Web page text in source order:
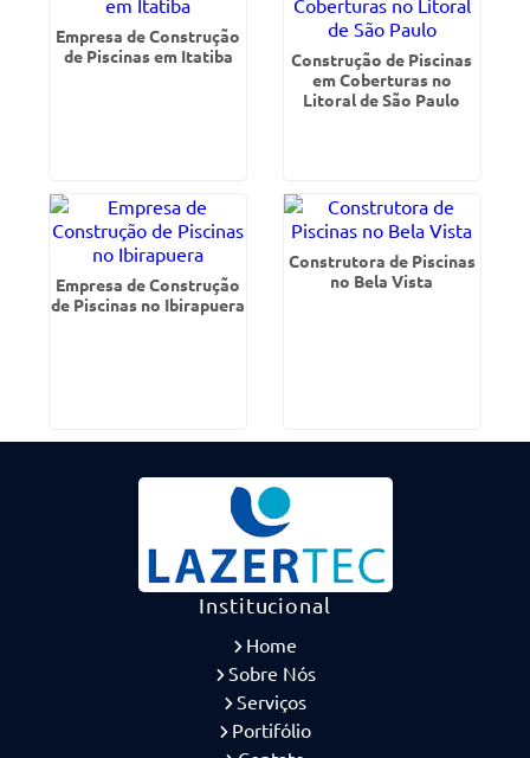
Empresa de Construção
de Piscinas em Itatiba
Construção de Piscinas
em Coberturas no
Litoral de São Paulo
Empresa de Construção
de Piscinas no Ibirapuera
Construtora de Piscinas
no Bela Vista
Institucional
Home
Sobre Nós
Serviços
Portifólio